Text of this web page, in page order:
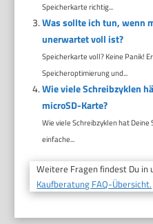
Speicherkarte richtig...
Was sollte ich tun, wenn
unerwartet voll ist?
Speicherkarte voll? Keine Panik!
Speicheroptimierung und...
Wie viele Schreibzyklen
microSD-Karte?
Wie viele Schreibzyklen hat
einfache...
Weitere Fragen findest Du
Kaufberatung FAQ-Übersicht.